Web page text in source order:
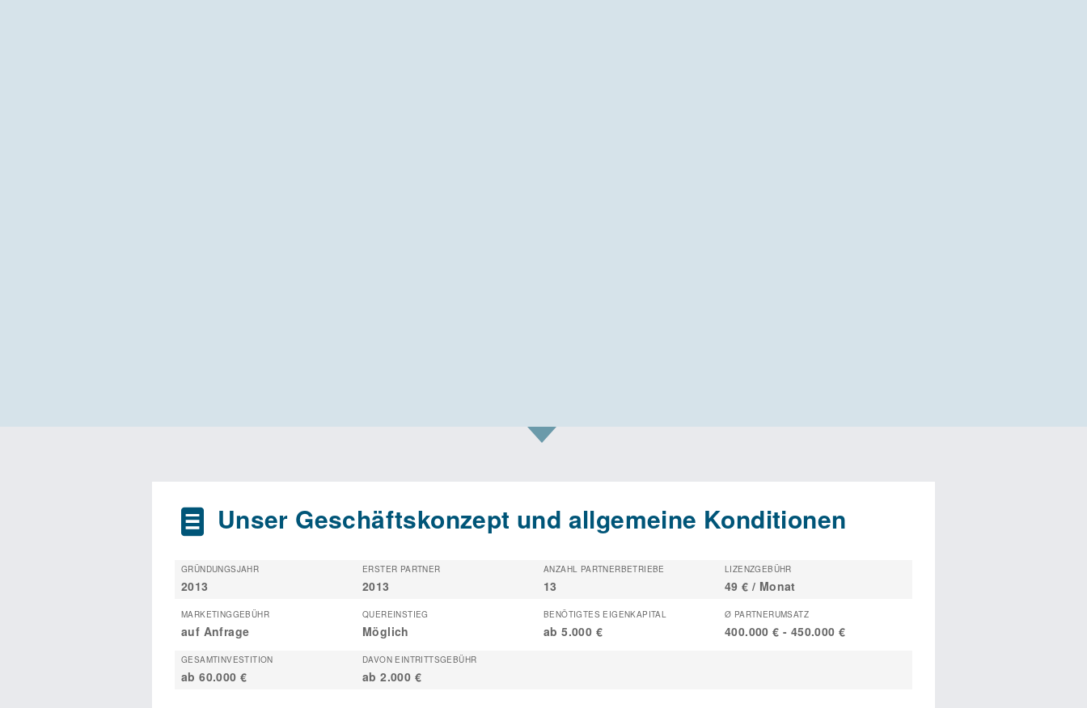
Unser Geschäftskonzept und allgemeine Konditionen
GRÜNDUNGSJAHR
2013
ERSTER PARTNER
2013
ANZAHL PARTNERBETRIEBE
13
LIZENZGEBÜHR
49 € / Monat
MARKETINGGEBÜHR
auf Anfrage
QUEREINSTIEG
Möglich
BENÖTIGTES EIGENKAPITAL
ab 5.000 €
Ø PARTNERUMSATZ
400.000 € - 450.000 €
GESAMTINVESTITION
ab 60.000 €
DAVON EINTRITTSGEBÜHR
ab 2.000 €